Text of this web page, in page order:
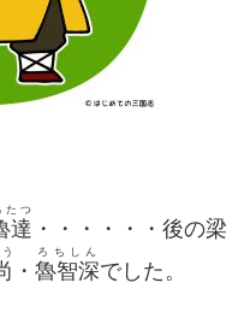
達
たつ
・・・・・・後の梁
・ 魯智深
ろちしん
でした。